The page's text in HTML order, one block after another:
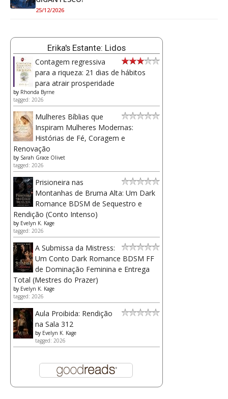
25/12/2026
Erika's Estante: Lidos
Contagem regressiva
para a riqueza: 21 dias de hábitos
para atrair prosperidade
by Rhonda Byrne
tagged: 2026
Mulheres Bíblias que
Inspiram Mulheres Modernas:
Histórias de Fé, Coragem e
Renovação
by Sarah Grace Olivet
tagged: 2026
Prisioneira nas
Montanhas de Bruma Alta: Um Dark
Romance BDSM de Sequestro e
Rendição (Conto Intenso)
by Evelyn K. Kage
tagged: 2026
A Submissa da Mistress:
Um Conto Dark Romance BDSM FF
de Dominação Feminina e Entrega
Total (Mestres do Prazer)
by Evelyn K. Kage
tagged: 2026
Aula Proibida: Rendição
na Sala 312
by Evelyn K. Kage
tagged: 2026